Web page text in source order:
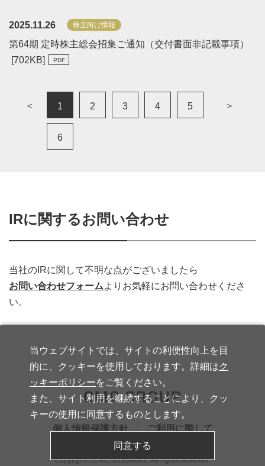
2025.11.26 株主向け情報
第64期 定時株主総会招集ご通知（交付書面非記載事項）
[702KB]
＜ 1 2 3 4 5
6
＞
IRに関するお問い合わせ
当社のIRに関して不明な点がございましたら
お問い合わせフォームよりお気軽にお問い合わせくださ
い。
個人情報保護方針 ご利用に際して
Copyright© CMC corporation. All rights reserved.
当ウェブサイトでは、サイトの利便性向上を目
的に、クッキーを使用しております。詳細はク
ッキーポリシーをご覧ください。
また、サイト利用を継続することにより、クッ
キーの使用に同意するものとします。
同意する